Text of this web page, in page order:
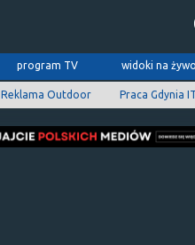
program TV widoki na
Reklama Outdoor Praca Gdynia